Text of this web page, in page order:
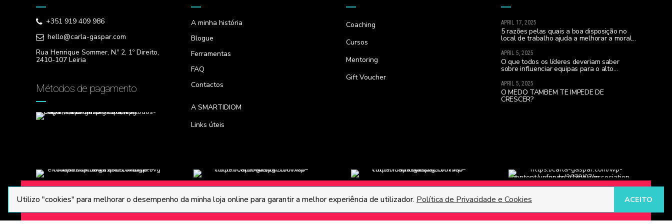
Utilizo "cookies" para melhorar o desempenho da minha loja online para garantir a melhor experiência de utilizador. Política de Privacidade e Cookies ACEITO
+351 919 409 986
hello@carla-gaspar.com
Rua Henrique Sommer, N.º 2, 1º Direito,
2410-107 Leiria
Métodos de pagamento
A minha história
Blogue
Ferramentas
FAQ
Contactos
A SMARTIDIOM
Links úteis
Coaching
Cursos
Mentoring
Gift Voucher
APRIL 17, 2025
5 razões pelas quais a boa disposição no
local de trabalho ajuda a melhorar a moral
da equipa e a realizares todos os teus
sonhos…
APRIL 5, 2025
O que todos os líderes deveriam saber
sobre influenciar equipas para o alto
desempenho (sobretudo se lideram uma
nova equipa)
APRIL 5, 2025
O MEDO TAMBÉM TE IMPEDE DE
CRESCER?
® 2020 Todos os direitos reservados. Termos e condições Política de Privacidade e Cookies